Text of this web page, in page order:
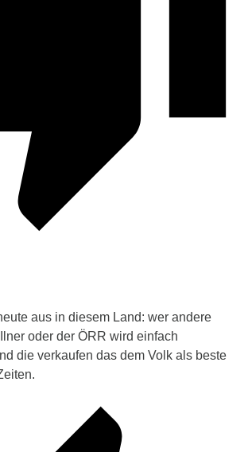
aus in diesem Land: wer andere
oder der ÖRR wird einfach
die verkaufen das dem Volk als beste